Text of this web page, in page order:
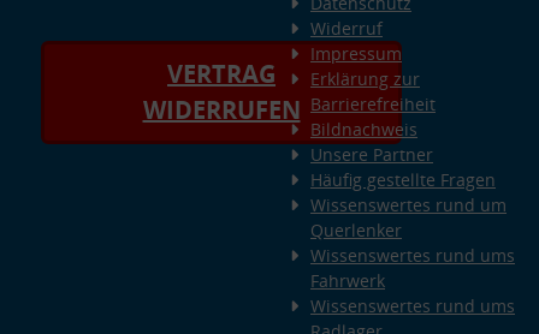
VERTRAG
WIDERRUFEN
Widerruf
Impressum
Erklärung zur
Barrierefreiheit
Bildnachweis
Unsere Partner
Häufig gestellte Fragen
Wissenswertes rund um
Querlenker
Wissenswertes rund ums
Fahrwerk
Wissenswertes rund ums